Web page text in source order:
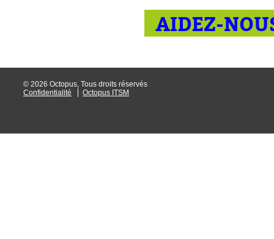
AIDEZ-
© 2026 Octopus, Tous droits réservés
Confidentialité
Octopus ITSM